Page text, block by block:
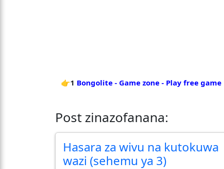
👉1 Bongolite - Game zone - Play free game
Post zinazofanana:
Hasara za wivu na kutokuwa
wazi (sehemu ya 3)